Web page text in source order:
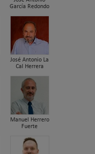
García Redondo
José Antonio La
Cal Herrera
Manuel Herrero
Fuerte